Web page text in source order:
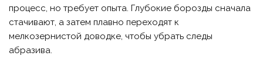
процесс, но требует опыта. Глубокие борозды сначала
стачивают, а затем плавно переходят к
мелкозернистой доводке, чтобы убрать следы
абразива.